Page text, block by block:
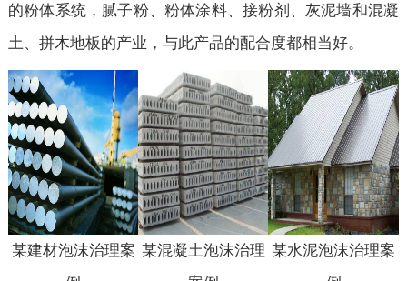
的粉体系统，腻子粉、粉体涂料、接粉剂、灰泥墙和混凝
土、拼木地板的产业，与此产品的配合度都相当好。
某建材泡沫治理案 某混凝土泡沫治理 某水泥泡沫治理案